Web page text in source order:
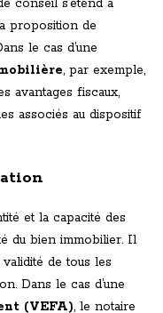
conseil s’étend à
proposition de
le cas d’une
, par exemple,
avantages fiscaux,
associés au dispositif
et la capacité des
du bien immobilier. Il
de tous les
Dans le cas d’une
(VEFA), le notaire